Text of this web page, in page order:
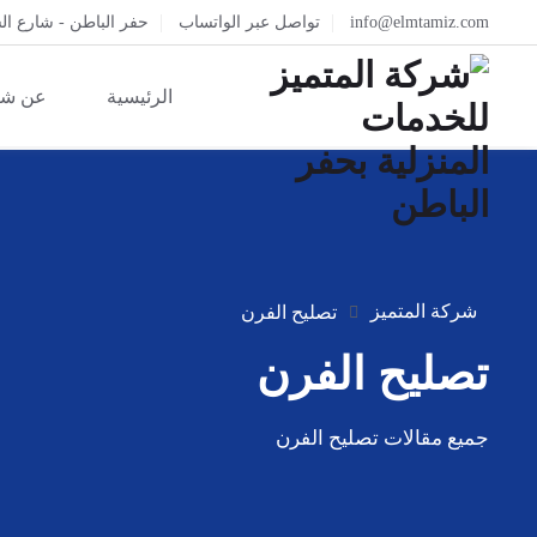
info@elmtamiz.com تواصل عبر الواتساب حفر الباطن - شارع
الرئيسية عن
شركة المتميز تصليح الفرن
تصليح الفرن
جميع مقالات تصليح الفرن